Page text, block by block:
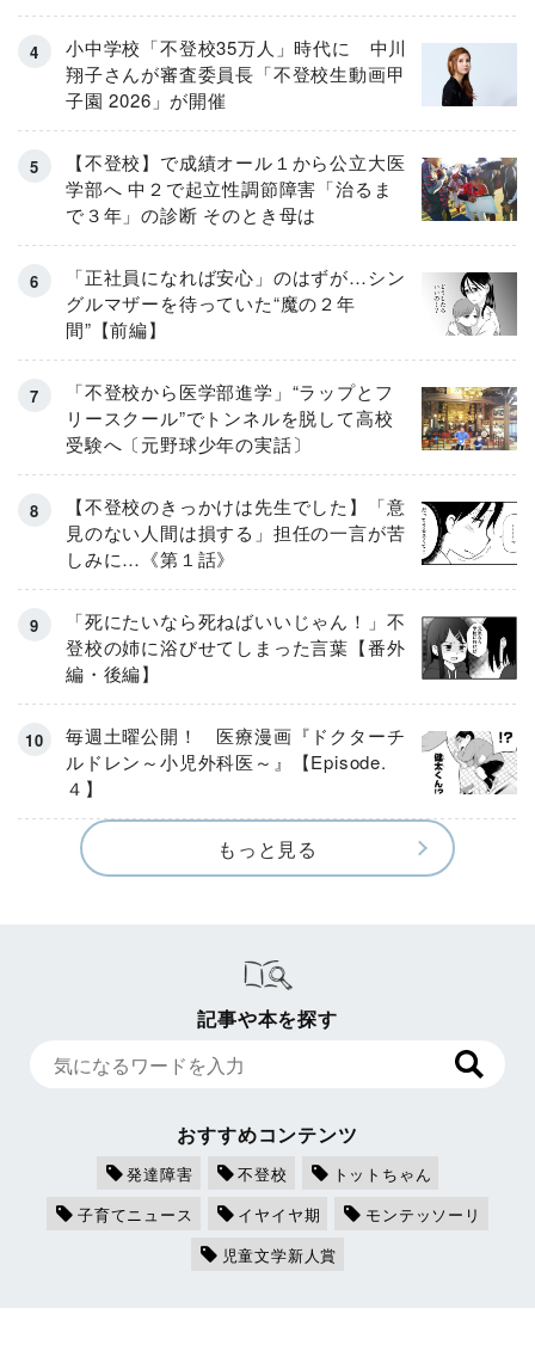
小中学校「不登校35万人」時代に 中川
翔子さんが審査委員長「不登校生動画甲
子園 2026」が開催
【不登校】で成績オール１から公立大医
学部へ 中２で起立性調節障害「治るま
で３年」の診断 そのとき母は
「正社員になれば安心」のはずが…シン
グルマザーを待っていた“魔の２年
間”【前編】
「不登校から医学部進学」“ラップとフ
リースクール”でトンネルを脱して高校
受験へ〔元野球少年の実話〕
【不登校のきっかけは先生でした】「意
見のない人間は損する」担任の一言が苦
しみに…《第１話》
「死にたいなら死ねばいいじゃん！」不
登校の姉に浴びせてしまった言葉【番外
編・後編】
毎週土曜公開！ 医療漫画『ドクターチ
ルドレン～小児外科医～』【Episode.
４】
もっと見る
記事や本を探す
おすすめコンテンツ
発達障害 不登校
トットちゃん
子育てニュース
イヤイヤ期
モンテッソーリ
児童文学新人賞